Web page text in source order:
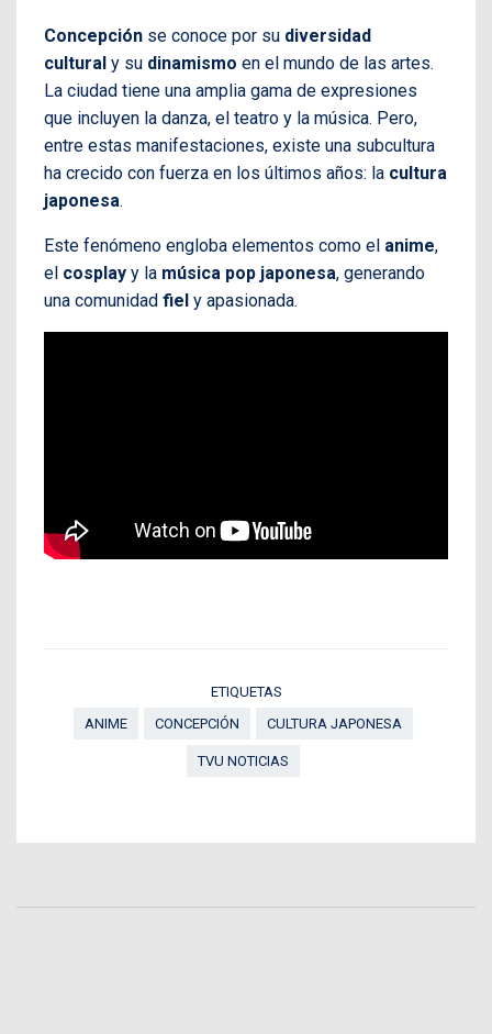
Concepción se conoce por su diversidad
cultural y su dinamismo en el mundo de las artes.
La ciudad tiene una amplia gama de expresiones
que incluyen la danza, el teatro y la música. Pero,
entre estas manifestaciones, existe una subcultura
ha crecido con fuerza en los últimos años: la cultura
japonesa.
Este fenómeno engloba elementos como el anime,
el cosplay y la música pop japonesa, generando
una comunidad fiel y apasionada.
ETIQUETAS
ANIME
CONCEPCIÓN CULTURA JAPONESA
TVU NOTICIAS